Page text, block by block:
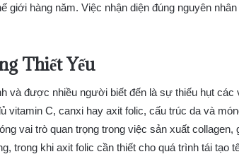
giới hàng năm. Việc nhận diện đúng nguyên
Thiết Yếu
và được nhiều người biết đến là sự thiếu hụt các
vitamin C, canxi hay axit folic, cấu trúc da và
vai trò quan trọng trong việc sản xuất collagen,
trong khi axit folic cần thiết cho quá trình tái tạo